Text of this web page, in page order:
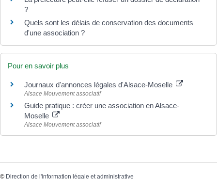
?
Quels sont les délais de conservation des documents
d'une association ?
Pour en savoir plus
Journaux d'annonces légales d'Alsace-Moselle
Alsace Mouvement associatif
Guide pratique : créer une association en Alsace-
Moselle
Alsace Mouvement associatif
© Direction de l'information légale et administrative